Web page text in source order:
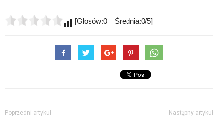
[Głosów:0 Średnia:0/5]
Poprzedni artykuł Następny artykuł